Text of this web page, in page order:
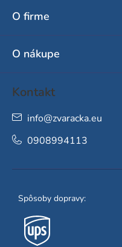
O firme
O nákupe
Kontakt
info@zvaracka.eu
0908994113
Spôsoby dopravy: